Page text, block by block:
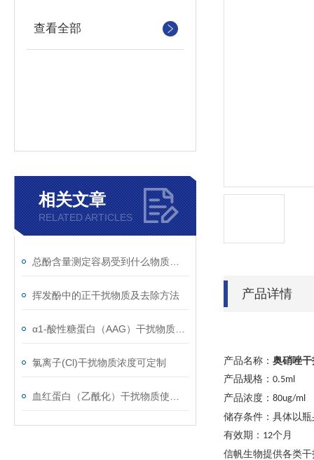
查看全部
相关文章
RELATED ARTICLES
挥发酚中的正干扰物质及去除方法
氯离子(Cl)干扰物质浓度可定制
产品详情
产品名称： 奥硝唑
产品规格： 0.5ml
产品浓度： 80ug/ml
储存条件：具体以
有效期： 12个月
信帆生物提供各类